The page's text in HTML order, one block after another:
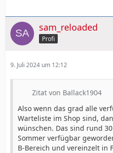
sam_reloaded
Profi
9. Juli 2024 um 12:12
Zitat von Ballack1904
Also wenn das grad alle
Warteliste im Shop sind,
wünschen. Das sind rund
Sommer verfügbar
B-Bereich und vereinzelt in